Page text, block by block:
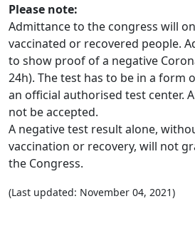
Please note:
Admittance to the congress will
vaccinated or recovered people.
to show proof of a negative
24h). The test has to be in a form
an official authorised test center.
not be accepted.
A negative test result alone,
vaccination or recovery, will not
the Congress.
(Last updated: November 04, 2021)